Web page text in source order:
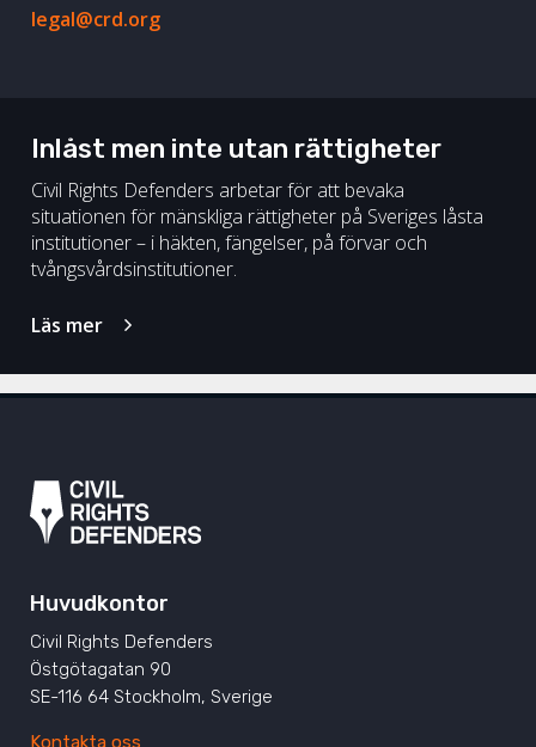
legal@crd.org
Inlåst men inte utan rättigheter
Civil Rights Defenders arbetar för att bevaka
situationen för mänskliga rättigheter på Sveriges låsta
institutioner – i häkten, fängelser, på förvar och
tvångsvårdsinstitutioner.
Läs mer
Huvudkontor
Civil Rights Defenders
Östgötagatan 90
SE-116 64 Stockholm, Sverige
Kontakta oss